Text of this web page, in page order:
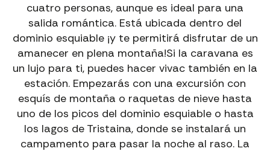
cuatro personas, aunque es ideal para una
salida romántica. Está ubicada dentro del
dominio esquiable ¡y te permitirá disfrutar de un
amanecer en plena montaña!Si la caravana es
un lujo para ti, puedes hacer vivac también en la
estación. Empezarás con una excursión con
esquís de montaña o raquetas de nieve hasta
uno de los picos del dominio esquiable o hasta
los lagos de Tristaina, donde se instalará un
campamento para pasar la noche al raso. La
EXCURSIONES GUIADAS CON EBIKE EN ANDORRA
Descubre paisajes únicos con guías especializados.
Excursiones Ebike →
VÍAS FERRATAS CON GUÍA EN ANDORRA
Aventura segura y emocionante adaptada a tu nivel.
Vías Ferratas con Guía →